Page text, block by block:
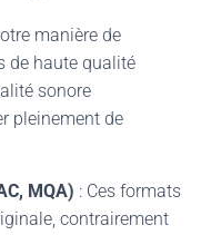
manière de
de haute qualité
sonore
pleinement de
MQA) : Ces formats
contrairement